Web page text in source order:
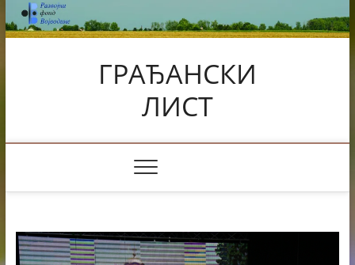
Skip
to
content
ГРАЂАНСКИ
ЛИСТ